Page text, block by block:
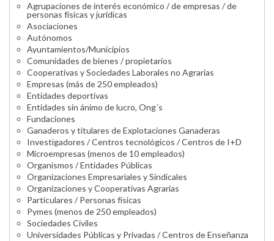
Agrupaciones de interés económico / de empresas / de
personas físicas y jurídicas
Asociaciones
Autónomos
Ayuntamientos/Municipios
Comunidades de bienes / propietarios
Cooperativas y Sociedades Laborales no Agrarias
Empresas (más de 250 empleados)
Entidades deportivas
Entidades sin ánimo de lucro, Ong´s
Fundaciones
Ganaderos y titulares de Explotaciones Ganaderas
Investigadores / Centros tecnológicos / Centros de I+D
Microempresas (menos de 10 empleados)
Organismos / Entidades Públicas
Organizaciones Empresariales y Sindicales
Organizaciones y Cooperativas Agrarias
Particulares / Personas físicas
Pymes (menos de 250 empleados)
Sociedades Civiles
Universidades Públicas y Privadas / Centros de Enseñanza